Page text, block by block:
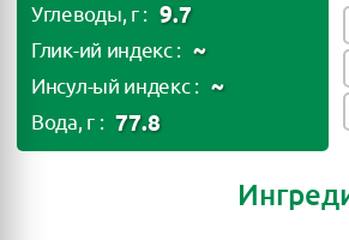
Углеводы, г : 9.7
Глик-ий индекс : ~
Инсул-ый индекс : ~
Вода, г : 77.8